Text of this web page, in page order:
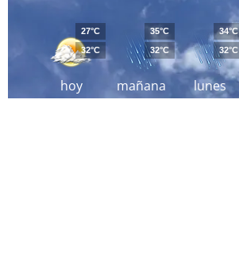
hoy
27°C
32°C
mañana
35°C
32°C
lunes
34°C
32°C